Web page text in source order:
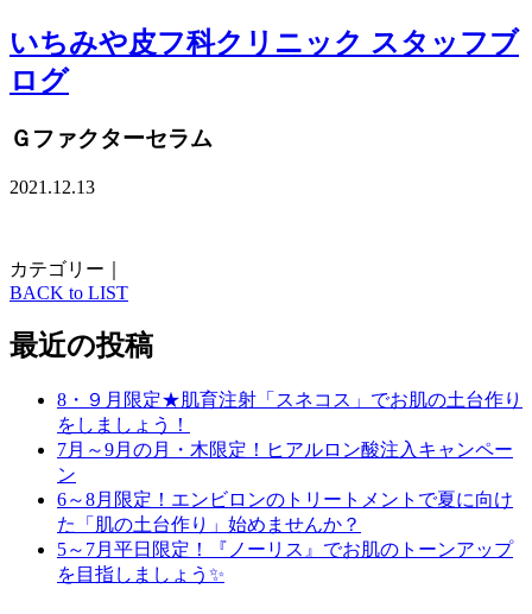
いちみや皮フ科クリニック スタッフブ
ログ
Ｇファクターセラム
2021.12.13
カテゴリー｜
BACK to LIST
最近の投稿
8・９月限定★肌育注射「スネコス」でお肌の土台作り
をしましょう！
7月～9月の月・木限定！ヒアルロン酸注入キャンペー
ン
6～8月限定！エンビロンのトリートメントで夏に向け
た「肌の土台作り」始めませんか？
5～7月平日限定！『ノーリス』でお肌のトーンアップ
を目指しましょう✨